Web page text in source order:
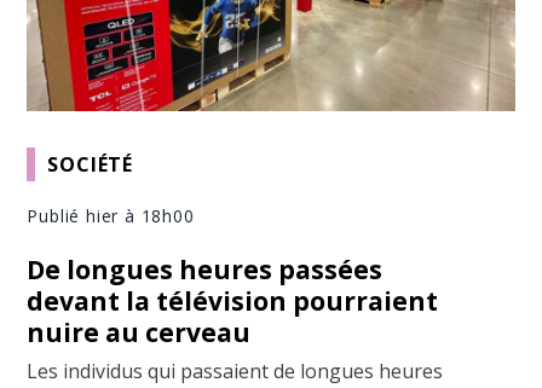
SOCIÉTÉ
Publié hier à 18h00
De longues heures passées
devant la télévision pourraient
nuire au cerveau
Les individus qui passaient de longues heures